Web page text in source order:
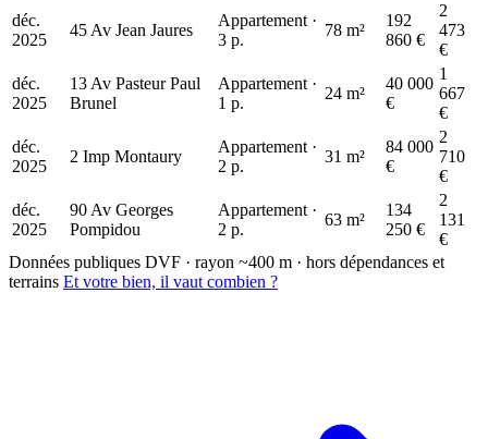
déc.
2025
45 Av Jean Jaures
Appartement ·
3 p.
78 m²
192
860 €
2
473
€
déc.
2025
13 Av Pasteur Paul
Brunel
Appartement ·
1 p.
24 m²
40 000
€
1
667
€
déc.
2025
2 Imp Montaury
Appartement ·
2 p.
31 m²
84 000
€
2
710
€
déc.
2025
90 Av Georges
Pompidou
Appartement ·
2 p.
63 m²
134
250 €
2
131
€
Données publiques DVF · rayon ~400 m · hors dépendances et
terrains Et votre bien, il vaut combien ?